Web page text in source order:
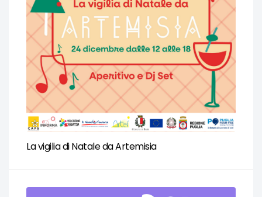
La vigilia di Natale da Artemisia